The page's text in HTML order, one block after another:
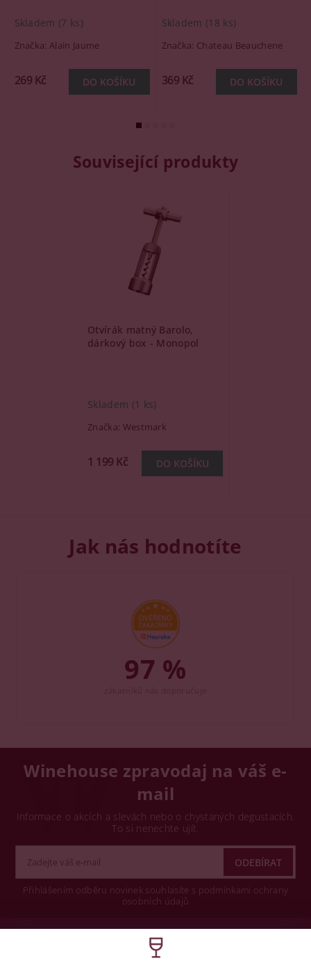
Skladem (7 ks)
Značka:Alain Jaume
269 Kč
Skladem (18 ks)
Značka: Chateau Beauchene
369 Kč
Související produkty
Otvírák matný Barolo,
dárkový box - Monopol
Skladem (1 ks)
Značka: Westmark
1 199 Kč
Jak nás hodnotíte
97 %
Winehouse zpravodaj na váš e-
mail
Informace o akcích a slevách nebo o chystaných degustacích.
To si nenechte ujít.
Přihlášením odběru novinek souhlasíte s podmínkami ochrany
osobních údajů